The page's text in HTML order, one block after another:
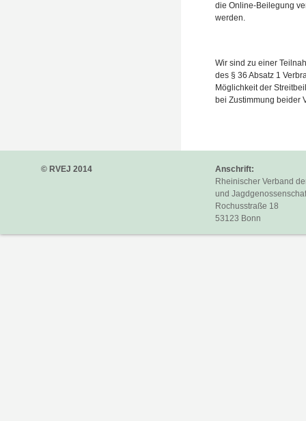
die Online-Beilegung
werden.
Wir sind zu einer
des § 36 Absatz 1
Möglichkeit der
bei Zustimmung beider
© RVEJ 2014
Anschrift:
Rheinischer Verband
und
Rochusstraße 18
53123 Bonn